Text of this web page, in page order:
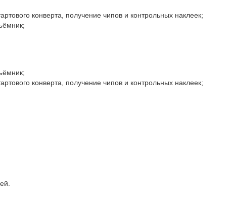
конверта, получение чипов и контрольных наклеек;
конверта, получение чипов и контрольных наклеек;